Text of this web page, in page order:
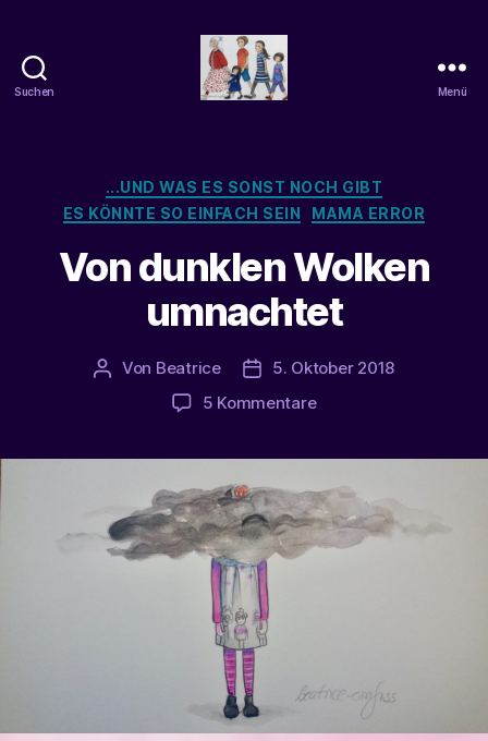
Suchen Menü
Kategorien
...UND WAS ES SONST NOCH GIBT
ES KÖNNTE SO EINFACH SEIN
MAMA ERROR
Von dunklen Wolken
umnachtet
Beitragsautor
Von Beatrice Veröffentlichungsdatum
5. Oktober 2018
5 Kommentarezu
umnachtet